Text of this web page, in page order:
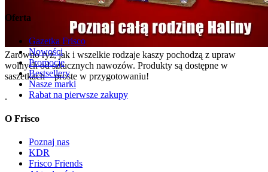
Zarówno ryż, jak i wszelkie rodzaje kaszy pochodzą z upraw
wolnych od sztucznych nawozów. Produkty są dostępne w
saszetkach – proste w przygotowaniu!
.
Oferta
Gazetka Frisco
Nowości
Promocje
Bestsellery
Nasze marki
Rabat na pierwsze zakupy
O Frisco
Poznaj nas
KDR
Frisco Friends